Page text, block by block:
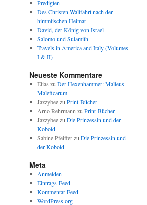
Predigten
Des Christen Wallfahrt nach der
himmlischen Heimat
David, der König von Israel
Salomo und Sulamith
Travels in America and Italy (Volumes
I & II)
Neueste Kommentare
Elias zu Der Hexenhammer: Malleus
Maleficarum
Jazzybeezu Print-Bücher
Arno Rehrmann zu Print-Bücher
Jazzybeezu Die Prinzessin und der
Kobold
Sabine Pfeifferzu Die Prinzessin und
der Kobold
Meta
Anmelden
Eintrags-Feed
Kommentar-Feed
WordPress.org